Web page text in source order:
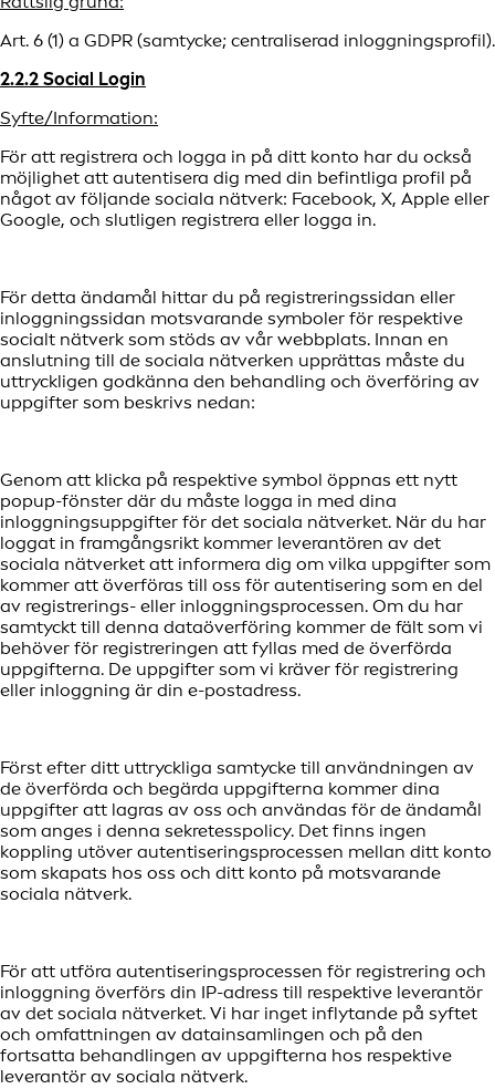
Art. 6 (1) a GDPR (samtycke; centraliserad inloggningsprofil).
2.2.2 Social Login
Syfte/Information:
För att registrera och logga in på ditt konto har du också
möjlighet att autentisera dig med din befintliga profil på
något av följande sociala nätverk: Facebook, X, Apple eller
Google, och slutligen registrera eller logga in.
För detta ändamål hittar du på registreringssidan eller
inloggningssidan motsvarande symboler för respektive
socialt nätverk som stöds av vår webbplats. Innan en
anslutning till de sociala nätverken upprättas måste du
uttryckligen godkänna den behandling och överföring av
uppgifter som beskrivs nedan:
Genom att klicka på respektive symbol öppnas ett nytt
popup-fönster där du måste logga in med dina
inloggningsuppgifter för det sociala nätverket. När du har
loggat in framgångsrikt kommer leverantören av det
sociala nätverket att informera dig om vilka uppgifter som
kommer att överföras till oss för autentisering som en del
av registrerings- eller inloggningsprocessen. Om du har
samtyckt till denna dataöverföring kommer de fält som vi
behöver för registreringen att fyllas med de överförda
uppgifterna. De uppgifter som vi kräver för registrering
eller inloggning är din e-postadress.
Först efter ditt uttryckliga samtycke till användningen av
de överförda och begärda uppgifterna kommer dina
uppgifter att lagras av oss och användas för de ändamål
som anges i denna sekretesspolicy. Det finns ingen
koppling utöver autentiseringsprocessen mellan ditt konto
som skapats hos oss och ditt konto på motsvarande
sociala nätverk.
För att utföra autentiseringsprocessen för registrering och
inloggning överförs din IP-adress till respektive leverantör
av det sociala nätverket. Vi har inget inflytande på syftet
och omfattningen av datainsamlingen och på den
fortsatta behandlingen av uppgifterna hos respektive
leverantör av sociala nätverk.